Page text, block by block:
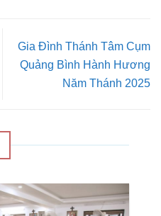
Gia Đình Thánh Tâm Cụm
Quảng Bình Hành Hương
Năm Thánh 2025